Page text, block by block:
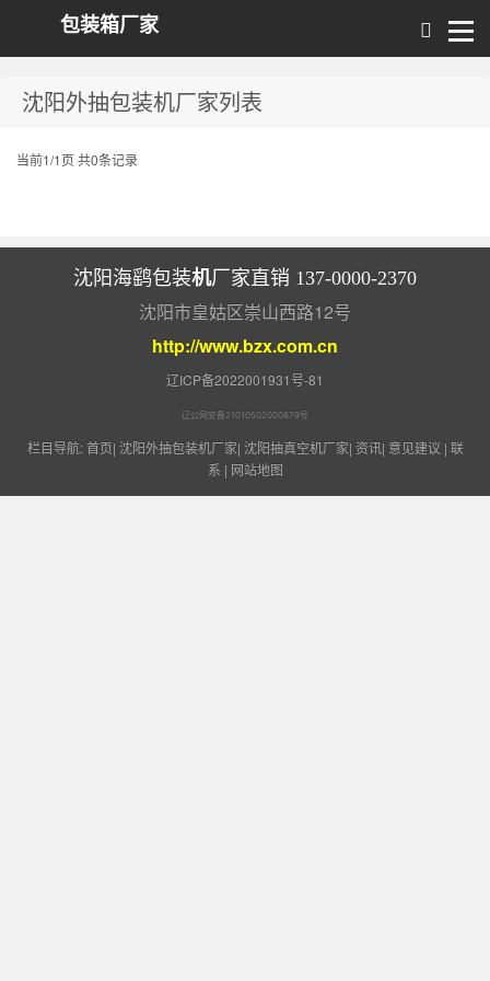
包装箱厂家
沈阳外抽包装机厂家列表
当前1/1页 共0条记录
沈阳海鹞包装机厂家直销 137-0000-2370
沈阳市皇姑区崇山西路12号
http://www.bzx.com.cn
辽ICP备2022001931号-81
辽公网安备21010502000879号
栏目导航:首页| 沈阳外抽包装机厂家| 沈阳抽真空机厂家| 资讯| 意见建议 | 联
系 | 网站地图